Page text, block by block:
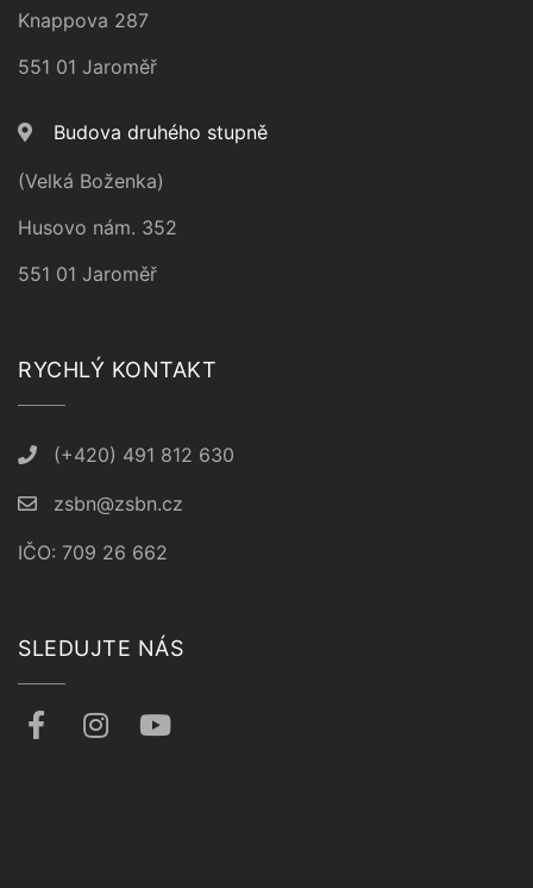
Knappova 287
551 01 Jaroměř
Budova druhého stupně
(Velká Boženka)
Husovo nám. 352
551 01 Jaroměř
RYCHLÝ KONTAKT
(+420) 491 812 630
zsbn@zsbn.cz
IČO: 709 26 662
SLEDUJTE NÁS